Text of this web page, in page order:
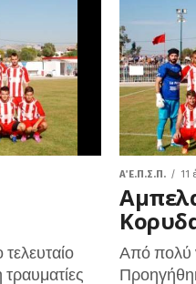
Α΄ Ε.Π.Σ.Π. 11
Από πολύ